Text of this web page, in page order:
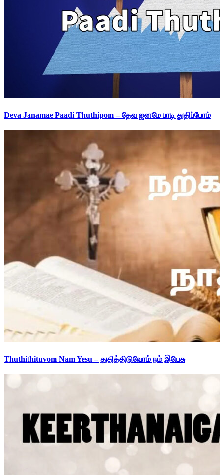
Deva Janamae Paadi Thuthipom – தேவ ஜனமே பாடி துதிப்போம்
Thuthithituvom Nam Yesu – துதித்திடுவோம் நம் இயேசு